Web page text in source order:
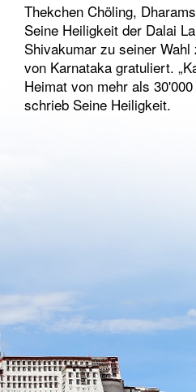
Thekchen Chöling,
Seine Heiligkeit der Dalai
Shivakumar zu seiner
von Karnataka gratuliert.
Heimat von mehr als
schrieb Seine Heiligkeit.